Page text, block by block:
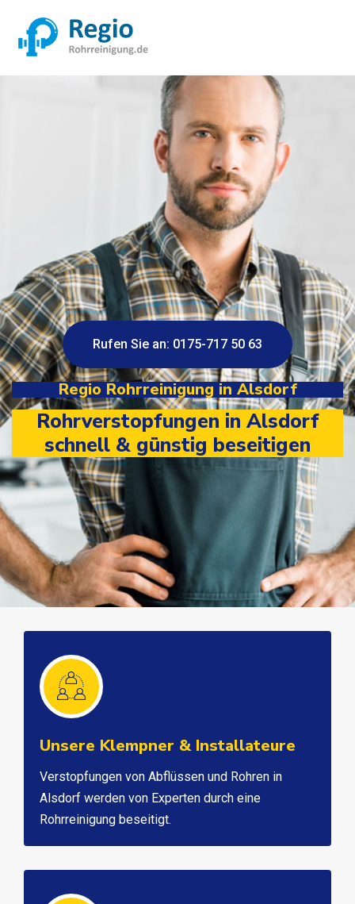
Rufen Sie an: 0175-717 50 63
Regio Rohrreinigung in Alsdorf
Rohrverstopfungen in Alsdorf
schnell & günstig beseitigen
Unsere Klempner & Installateure
Verstopfungen von Abflüssen und Rohren in
Alsdorf werden von Experten durch eine
Rohrreinigung beseitigt.